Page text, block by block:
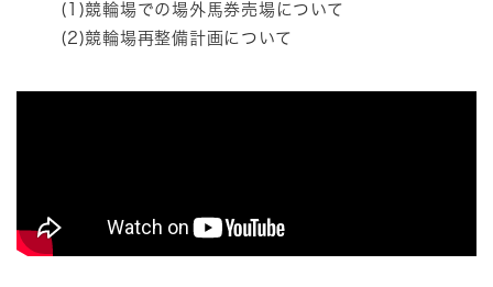
(1)競輪場での場外馬券売場について
(2)競輪場再整備計画について